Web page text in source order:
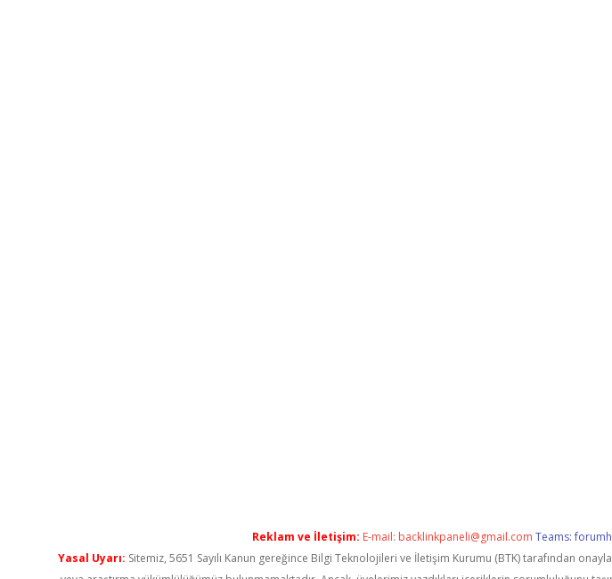
Reklam ve İletişim: E-mail: backlinkpaneli@gmail.com Teams:
Yasal Uyarı: Sitemiz, 5651 Sayılı Kanun gereğince Bilgi Teknolojileri ve İletişim Kurumu (BTK) tarafından